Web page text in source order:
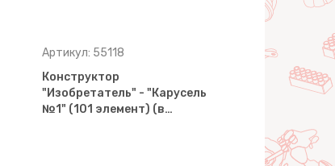
Артикул: 55118
Конструктор
"Изобретатель" - "Карусель
№1" (101 элемент) (в…
Артикул: